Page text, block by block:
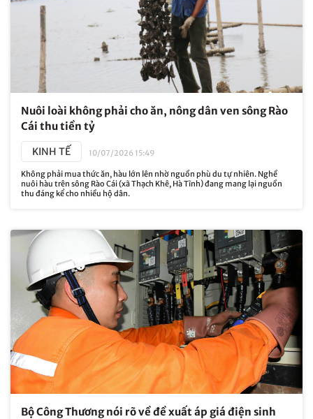
Nuôi loài không phải cho ăn, nông dân ven sông Rào
Cái thu tiền tỷ
KINH TẾ 10/07/2026 15:49
Không phải mua thức ăn, hàu lớn lên nhờ nguồn phù du tự nhiên. Nghề
nuôi hàu trên sông Rào Cái (xã Thạch Khê, Hà Tĩnh) đang mang lại nguồn
thu đáng kể cho nhiều hộ dân.
Bộ Công Thương nói rõ về đề xuất áp giá điện sinh